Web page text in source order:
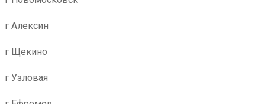
г Алексин
г Щекино
г Узловая